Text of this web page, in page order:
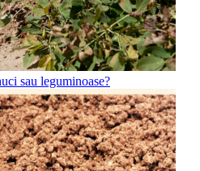
sau leguminoase?